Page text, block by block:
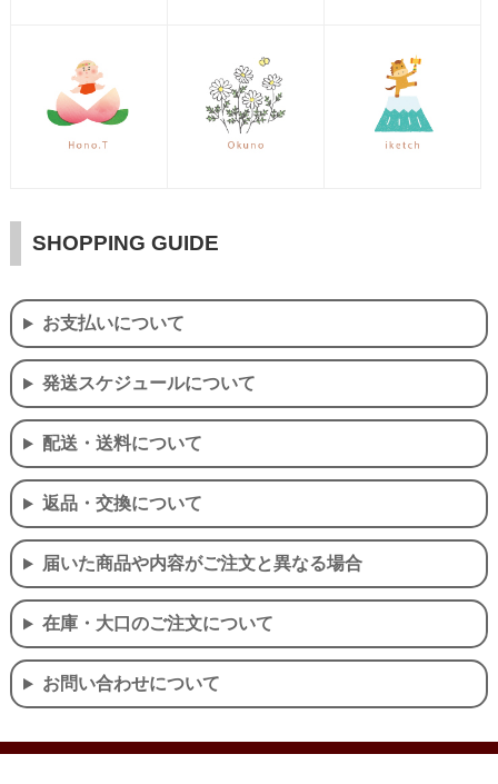
SHOPPING GUIDE
お支払いについて
発送スケジュールについて
配送・送料について
返品・交換について
届いた商品や内容がご注文と異なる場合
在庫・大口のご注文について
お問い合わせについて